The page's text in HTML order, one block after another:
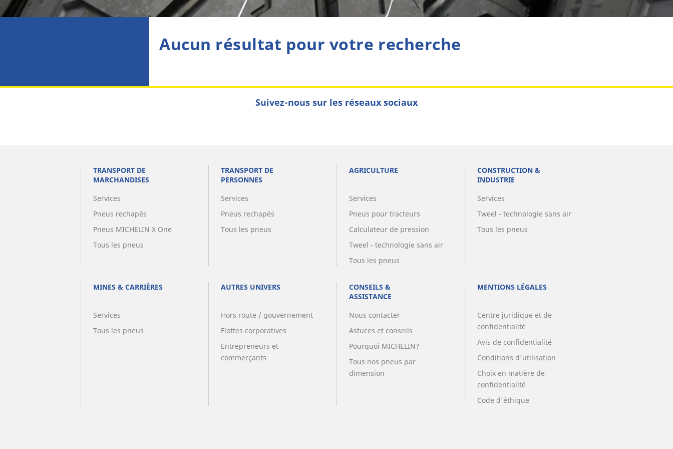
Aviation
Aucun résultat pour votre recherche
Suivez-nous sur les réseaux sociaux
TRANSPORT DE
MARCHANDISES
Services
Pneus rechapés
Pneus MICHELIN X One
Tous les pneus
TRANSPORT DE
PERSONNES
Services
Pneus rechapés
Tous les pneus
AGRICULTURE
Services
Pneus pour tracteurs
Calculateur de pression
Tweel - technologie sans air
Tous les pneus
CONSTRUCTION &
INDUSTRIE
Services
Tweel - technologie sans air
Tous les pneus
MINES & CARRIÈRES
Services
Tous les pneus
AUTRES UNIVERS
Hors route / gouvernement
Flottes corporatives
Entrepreneurs et
commerçants
CONSEILS &
ASSISTANCE
Nous contacter
Astuces et conseils
Pourquoi MICHELIN?
Tous nos pneus par
dimension
MENTIONS LÉGALES
Centre juridique et de
confidentialité
Avis de confidentialité
Conditions d'utilisation
Choix en matière de
confidentialité
Code d'éthique